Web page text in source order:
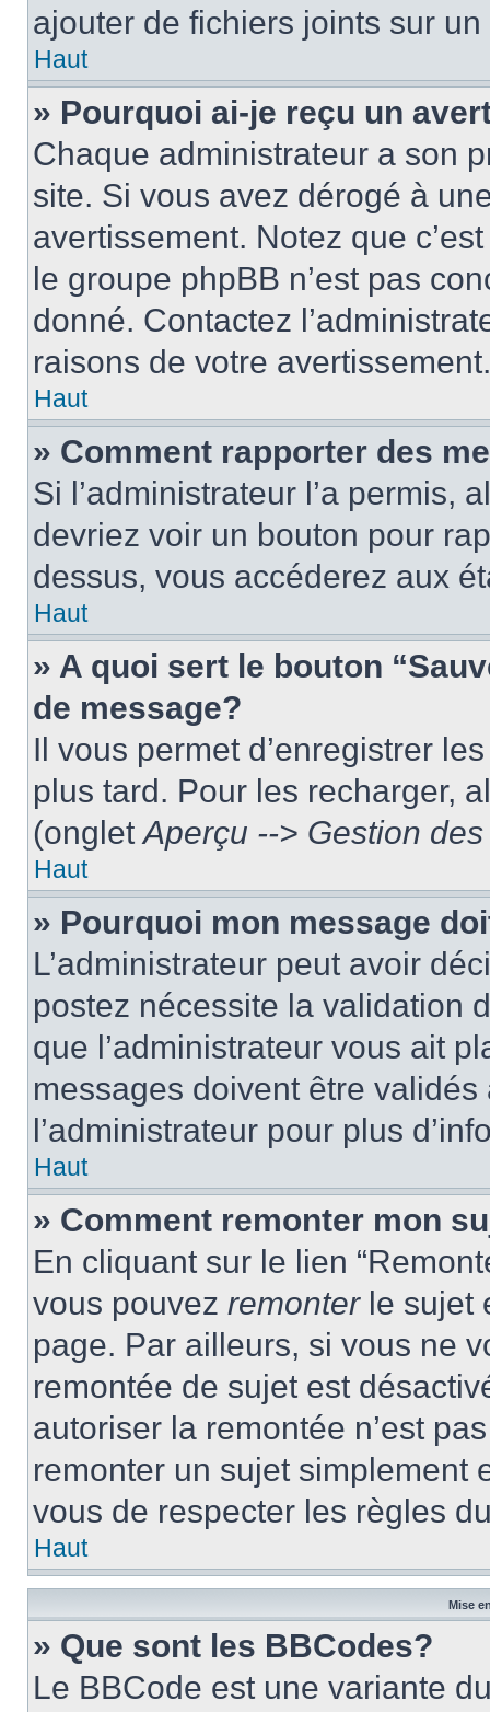
ajouter de fichiers joints sur un
Haut
» Pourquoi ai-je reçu un
Chaque administrateur a son
site. Si vous avez dérogé à
avertissement. Notez que
le groupe phpBB n’est pas
donné. Contactez
raisons de votre avertissement.
Haut
» Comment rapporter des
Si l’administrateur l’a permis,
devriez voir un bouton pour
dessus, vous accéderez aux
Haut
» A quoi sert le bouton
de message?
Il vous permet d’enregistrer
plus tard. Pour les recharger,
(ongletAperçu --> Gestion
Haut
» Pourquoi mon message
L’administrateur peut avoir
postez nécessite la validation
que l’administrateur vous ait
messages doivent être validés
l’administrateur pour plus
Haut
» Comment remonter mon
En cliquant sur le lien
vous pouvez remonterle sujet
page. Par ailleurs, si vous ne
remontée de sujet est
autoriser la remontée n’est
remonter un sujet simplement
vous de respecter les règles
Haut
Mise
» Que sont les BBCodes?
Le BBCode est une variante